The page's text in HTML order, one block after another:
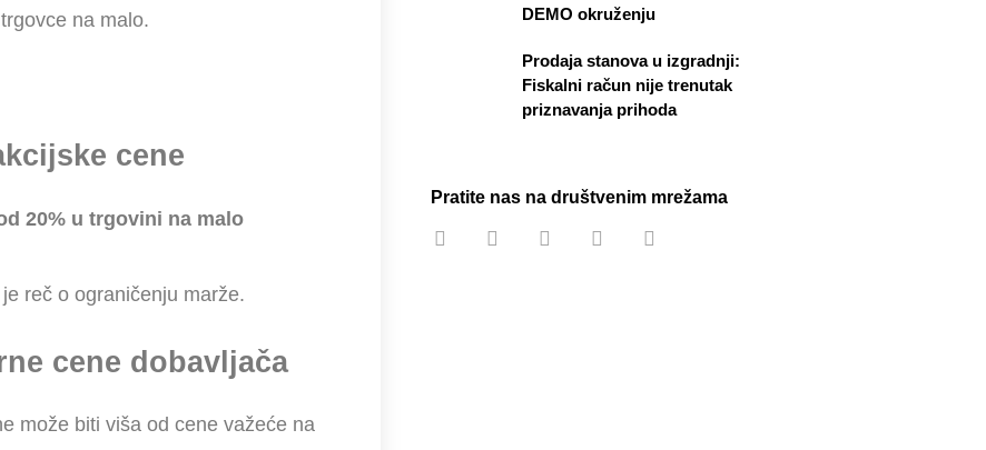
na malo.
cene
20% u trgovini na malo
reč o ograničenju marže.
cene dobavljača
može biti viša od cene važeće na
DEMO okruženju
Prodaja stanova u izgradnji:
Fiskalni račun nije trenutak
priznavanja prihoda
Pratite nas na društvenim mrežama